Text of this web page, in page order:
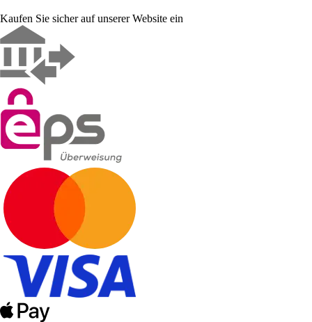
Kaufen Sie sicher auf unserer Website ein